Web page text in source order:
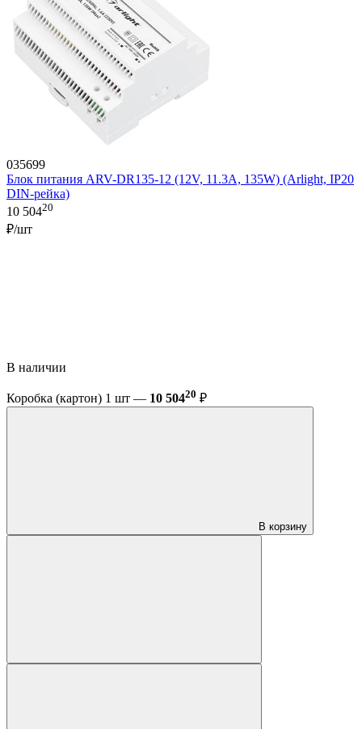
035699
Блок питания ARV-DR135-12 (12V, 11.3A, 135W) (Arlight, IP20
DIN-рейка)
10 50420
₽/шт
В наличии
Коробка (картон) 1 шт — 10 50420 ₽
В корзину